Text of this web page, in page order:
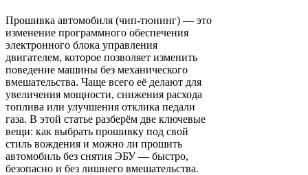
Прошивка автомобиля (чип-тюнинг) — это
изменение программного обеспечения
электронного блока управления
двигателем, которое позволяет изменить
поведение машины без механического
вмешательства. Чаще всего её делают для
увеличения мощности, снижения расхода
топлива или улучшения отклика педали
газа. В этой статье разберём две ключевые
вещи: как выбрать прошивку под свой
стиль вождения и можно ли прошить
автомобиль без снятия ЭБУ — быстро,
безопасно и без лишнего вмешательства.